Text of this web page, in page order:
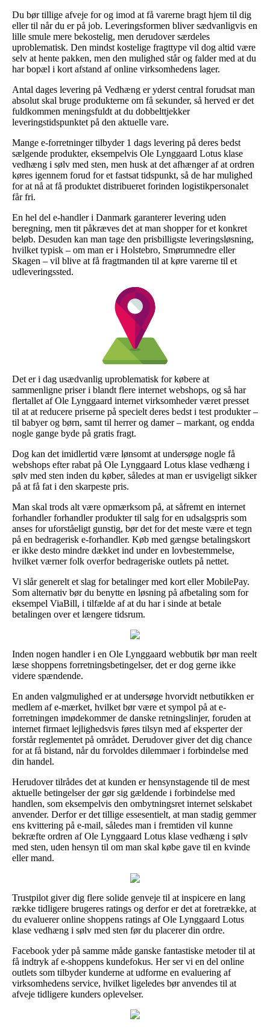
Du bør tillige afveje for og imod at få varerne bragt hjem til dig
eller til når du er på job. Leveringsformen bliver sædvanligvis en
lille smule mere bekostelig, men derudover særdeles
uproblematisk. Den mindst kostelige fragttype vil dog altid være
selv at hente pakken, men den mulighed står og falder med at du
har bopæl i kort afstand af online virksomhedens lager.
Antal dages levering på Vedhæng er yderst central forudsat man
absolut skal bruge produkterne om få sekunder, så herved er det
fuldkommen meningsfuldt at du dobbelttjekker
leveringstidspunktet på den aktuelle vare.
Mange e-forretninger tilbyder 1 dags levering på deres bedst
sælgende produkter, eksempelvis Ole Lynggaard Lotus klase
vedhæng i sølv med sten, men husk at det afhænger af at ordren
køres igennem forud for et fastsat tidspunkt, så de har mulighed
for at nå at få produktet distribueret forinden logistikpersonalet
får fri.
En hel del e-handler i Danmark garanterer levering uden
beregning, men tit påkræves det at man shopper for et konkret
beløb. Desuden kan man tage den prisbilligste leveringsløsning,
hvilket typisk – om man er i Holstebro, Smørumnedre eller
Skagen – vil blive at få fragtmanden til at køre varerne til et
udleveringssted.
Det er i dag usædvanlig uproblematisk for købere at
sammenligne priser i blandt flere internet webshops, og så har
flertallet af Ole Lynggaard internet virksomheder været presset
til at at reducere priserne på specielt deres bedst i test produkter –
til babyer og børn, samt til herrer og damer – markant, og endda
nogle gange byde på gratis fragt.
Dog kan det imidlertid være lønsomt at undersøge nogle få
webshops efter rabat på Ole Lynggaard Lotus klase vedhæng i
sølv med sten inden du køber, således at man er usvigeligt sikker
på at få fat i den skarpeste pris.
Man skal trods alt være opmærksom på, at såfremt en internet
forhandler forhandler produkter til salg for en udsalgspris som
anses for uforståeligt gunstig, bør det for det meste være et tegn
på en bedragerisk e-forhandler. Køb med gængse betalingskort
er ikke desto mindre dækket ind under en lovbestemmelse,
hvilket værner folk overfor bedrageriske outlets på nettet.
Vi slår generelt et slag for betalinger med kort eller MobilePay.
Som alternativ bør du benytte en løsning på afbetaling som for
eksempel ViaBill, i tilfælde af at du har i sinde at betale
betalingen over et længere tidsrum.
Inden nogen handler i en Ole Lynggaard webbutik bør man reelt
læse shoppens forretningsbetingelser, det er dog gerne ikke
videre spændende.
En anden valgmulighed er at undersøge hvorvidt netbutikken er
medlem af e-mærket, hvilket bør være et sympol på at e-
forretningen imødekommer de danske retningslinjer, foruden at
internet firmaet lejlighedsvis føres tilsyn med af eksperter der
forstår reglementet på området. Derudover giver det dig chance
for at få bistand, når du forvoldes dilemmaer i forbindelse med
din handel.
Herudover tilrådes det at kunden er hensynstagende til de mest
aktuelle betingelser der gør sig gældende i forbindelse med
handlen, som eksempelvis den ombytningsret internet selskabet
anvender. Derfor er det tillige essesentielt, at man stadig gemmer
ens kvittering på e-mail, således man i fremtiden vil kunne
bekræfte ordren af Ole Lynggaard Lotus klase vedhæng i sølv
med sten, uden hensyn til om man skal købe gave til en kvinde
eller mand.
Trustpilot giver dig flere solide genveje til at inspicere en lang
række tidligere brugeres ratings og derfor er det at foretrække, at
du evaluerer online shoppens ratings af Ole Lynggaard Lotus
klase vedhæng i sølv med sten før du placerer din ordre.
Facebook yder på samme måde ganske fantastiske metoder til at
få indtryk af e-shoppens kundefokus. Her ser vi en del online
outlets som tilbyder kunderne at udforme en evaluering af
virksomhedens service, hvilket ligeledes bør anvendes til at
afveje tidligere kunders oplevelser.